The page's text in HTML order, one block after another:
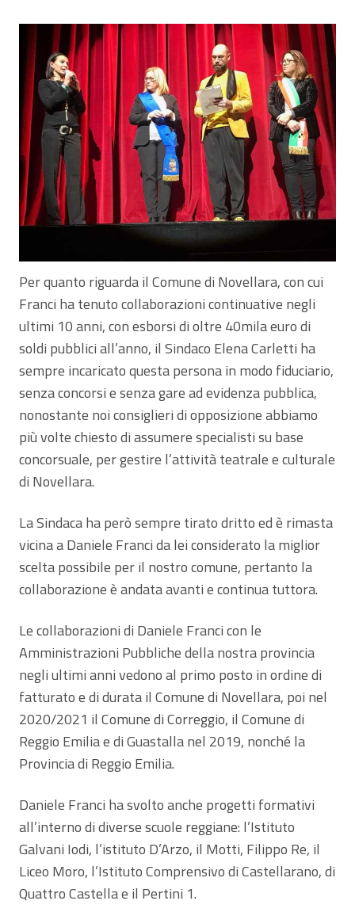
Per quanto riguarda il Comune di Novellara, con cui
Franci ha tenuto collaborazioni continuative negli
ultimi 10 anni, con esborsi di oltre 40mila euro di
soldi pubblici all’anno, il Sindaco Elena Carletti ha
sempre incaricato questa persona in modo fiduciario,
senza concorsi e senza gare ad evidenza pubblica,
nonostante noi consiglieri di opposizione abbiamo
più volte chiesto di assumere specialisti su base
concorsuale, per gestire l’attività teatrale e culturale
di Novellara.
La Sindaca ha però sempre tirato dritto ed è rimasta
vicina a Daniele Franci da lei considerato la miglior
scelta possibile per il nostro comune, pertanto la
collaborazione è andata avanti e continua tuttora.
Le collaborazioni di Daniele Franci con le
Amministrazioni Pubbliche della nostra provincia
negli ultimi anni vedono al primo posto in ordine di
fatturato e di durata il Comune di Novellara, poi nel
2020/2021 il Comune di Correggio, il Comune di
Reggio Emilia e di Guastalla nel 2019, nonché la
Provincia di Reggio Emilia.
Daniele Franci ha svolto anche progetti formativi
all’interno di diverse scuole reggiane: l’Istituto
Galvani Iodi, l’istituto D’Arzo, il Motti, Filippo Re, il
Liceo Moro, l’Istituto Comprensivo di Castellarano, di
Quattro Castella e il Pertini 1.